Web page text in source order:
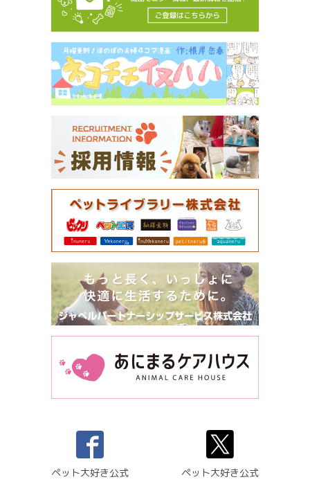
ペット大好き公式
ペット大好き公式